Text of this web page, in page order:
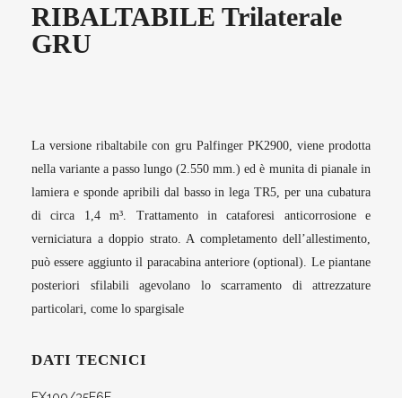
RIBALTABILE Trilaterale
GRU
La versione ribaltabile con gru Palfinger PK2900, viene prodotta
nella variante a passo lungo (2.550 mm.) ed è munita di pianale in
lamiera e sponde apribili dal basso in lega TR5, per una cubatura
di circa 1,4 m³. Trattamento in cataforesi anticorrosione e
verniciatura a doppio strato. A completamento dell’allestimento,
può essere aggiunto il paracabina anteriore (optional). Le piantane
posteriori sfilabili agevolano lo scarramento di attrezzature
particolari, come lo spargisale
DATI TECNICI